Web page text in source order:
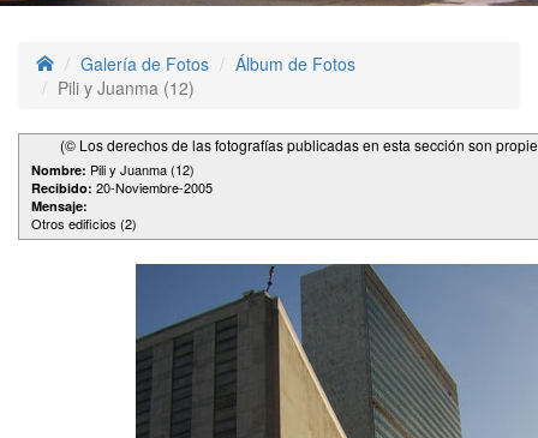
Galería de Fotos
Álbum de Fotos
Pili y Juanma (12)
(© Los derechos de las fotografías publicadas en esta sección son
Nombre: Pili y Juanma (12)
Recibido: 20-Noviembre-2005
Mensaje:
Otros edificios (2)